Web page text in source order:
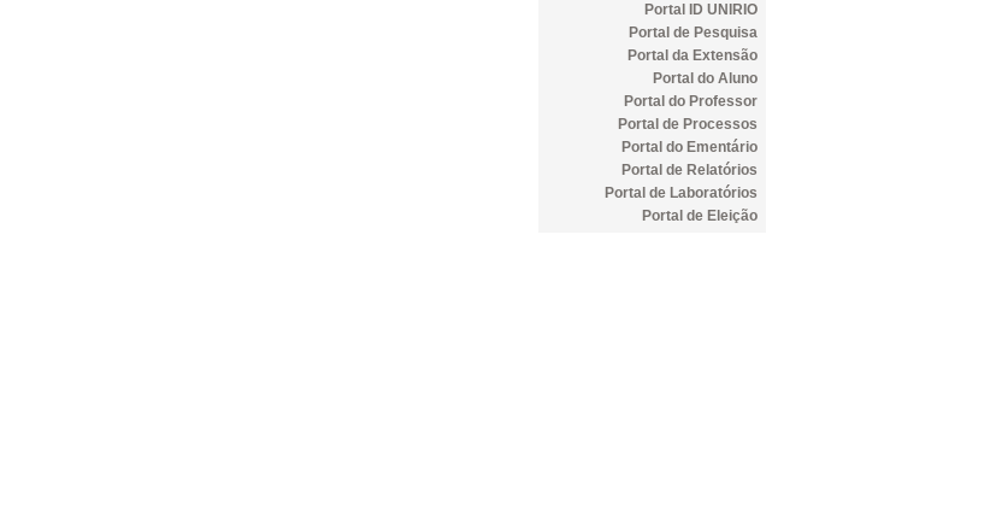
Portal ID UNIRIO
Portal de Pesquisa
Portal da Extensão
Portal do Aluno
Portal do Professor
Portal de Processos
Portal do Ementário
Portal de Relatórios
Portal de Laboratórios
Portal de Eleição